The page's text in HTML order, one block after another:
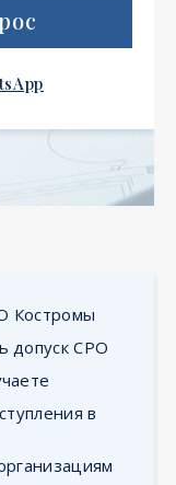
Костромы
допуск СРО
в